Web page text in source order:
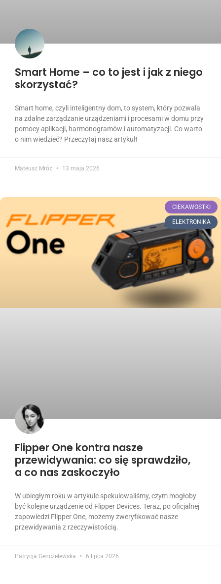
Smart Home – co to jest i jak z niego
skorzystać?
Smart home, czyli inteligentny dom, to system, który pozwala
na zdalne zarządzanie urządzeniami i procesami w domu przy
pomocy aplikacji, harmonogramów i automatyzacji. Co warto
o nim wiedzieć? Przeczytaj nasz artykuł!
Mateusz Mróz 13 maja 2026
CIEKAWOSTKI
ELEKTRONIKA
Flipper One kontra nasze
przewidywania: co się sprawdziło,
a co nas zaskoczyło
W ubiegłym roku w artykule spekulowaliśmy, czym mogłoby
być kolejne urządzenie od Flipper Devices. Teraz, po oficjalnej
zapowiedzi Flipper One, możemy zweryfikować nasze
przewidywania z rzeczywistością.
Patrycja Genczelewska 6 lipca 2026